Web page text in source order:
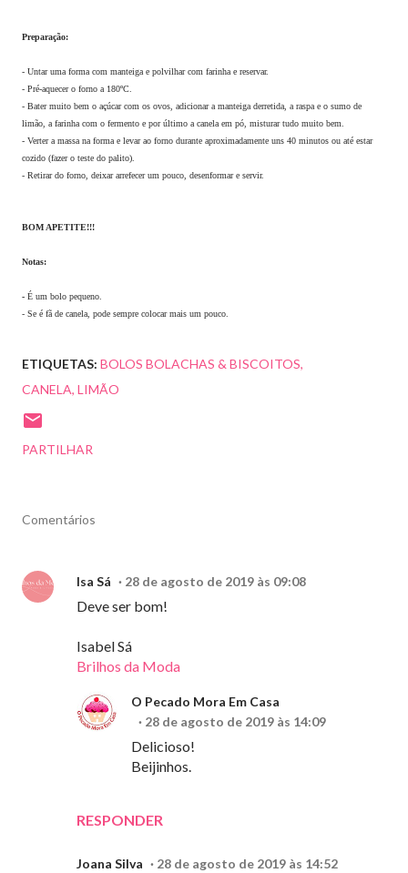
Preparação:
- Untar uma forma com manteiga e polvilhar com farinha e reservar.
- Pré-aquecer o forno a 180ºC.
- Bater muito bem o açúcar com os ovos, adicionar a manteiga derretida, a raspa e o sumo de
limão, a farinha com o fermento e por último a canela em pó, misturar tudo muito bem.
- Verter a massa na forma e levar ao forno durante aproximadamente uns 40 minutos ou até estar
cozido (fazer o teste do palito).
- Retirar do forno, deixar arrefecer um pouco, desenformar e servir.
BOM APETITE!!!
Notas:
- É um bolo pequeno.
- Se é fã de canela, pode sempre colocar mais um pouco.
ETIQUETAS: BOLOS BOLACHAS & BISCOITOS
CANELA LIMÃO
PARTILHAR
Comentários
Isa Sá 28 de agosto de 2019 às 09:08
Deve ser bom!
Isabel Sá
Brilhos da Moda
RESPONDER
O Pecado Mora Em Casa
28 de agosto de 2019 às 14:09
Delicioso!
Beijinhos.
Joana Silva 28 de agosto de 2019 às 14:52